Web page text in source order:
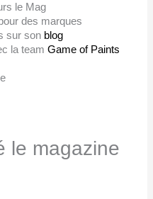
le Mag
des marques
sur son blog
la teamGame of Paints
le magazine